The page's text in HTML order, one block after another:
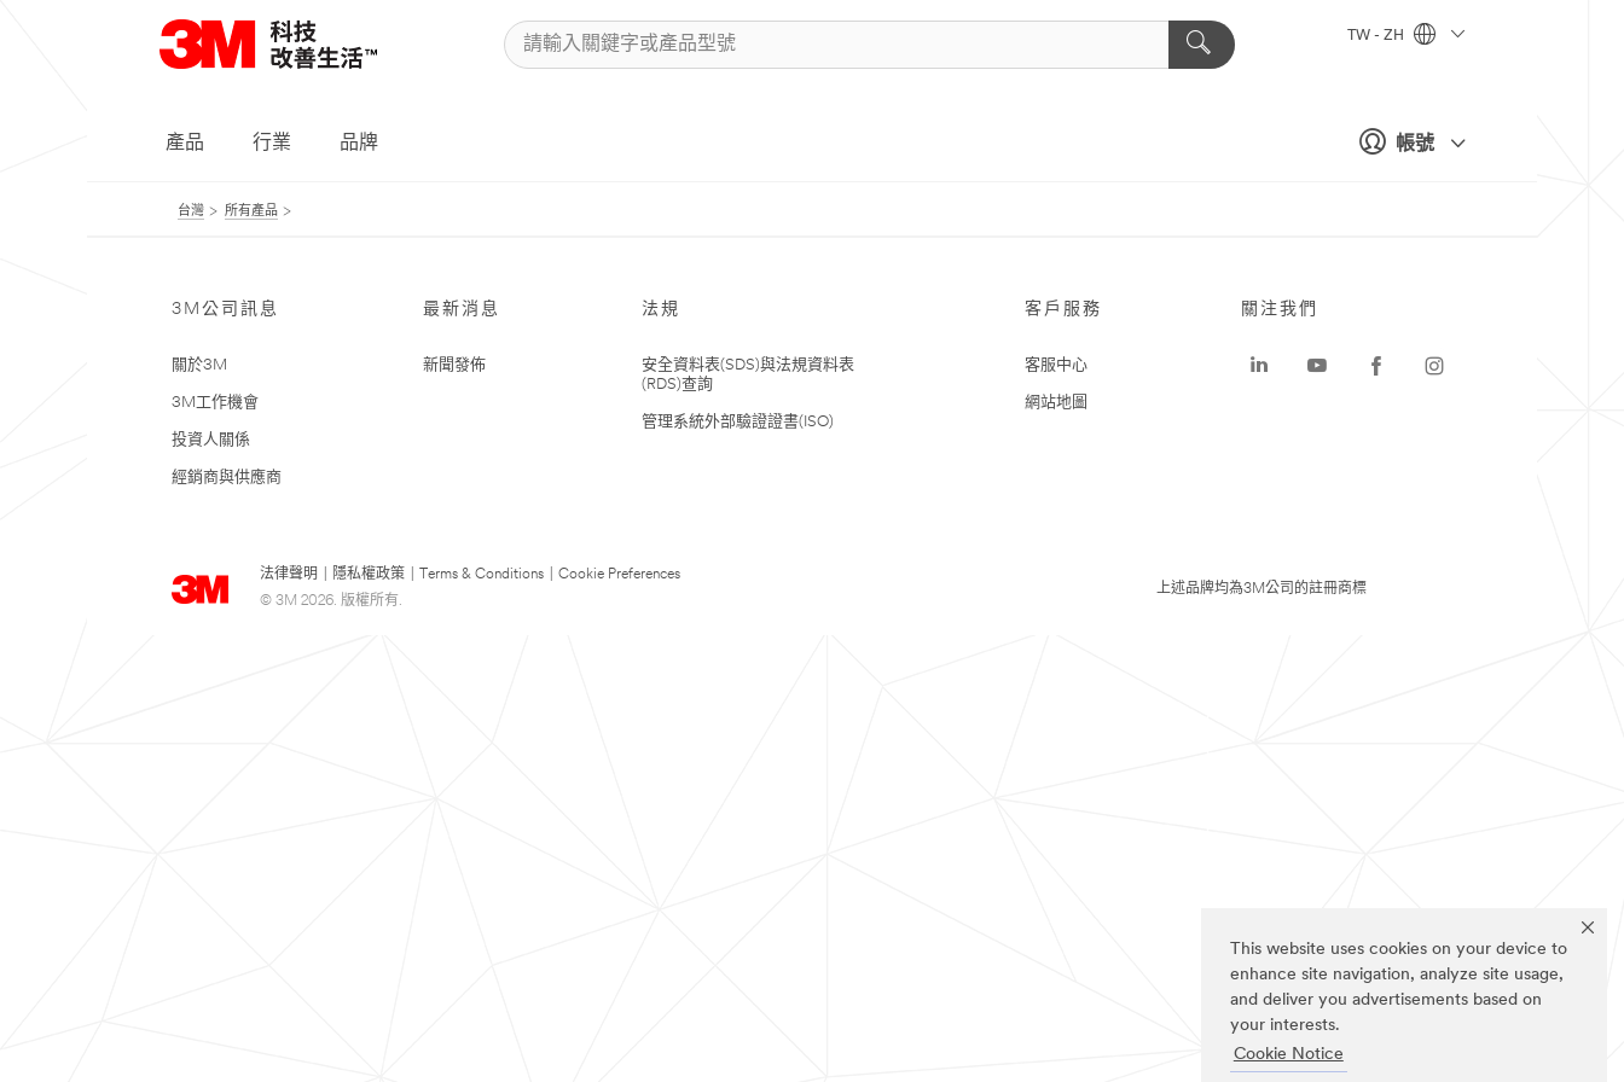
This website uses cookies on your device to
enhance site navigation, analyze site usage,
and deliver you advertisements based on
your interests.
Cookie Notice
帳號
TW - ZH
產品 行業 品牌
台灣 所有產品
3M公司訊息
關於3M
3M工作機會
投資人關係
經銷商與供應商
最新消息
新聞發佈
法規
安全資料表(SDS)與法規資料表
(RDS)查詢
管理系統外部驗證證書(ISO)
客戶服務
客服中心
網站地圖
法律聲明 隱私權政策 Terms & Conditions
Cookie Preferences
© 3M 2026. 版權所有.
關注我們
上述品牌均為3M公司的註冊商標